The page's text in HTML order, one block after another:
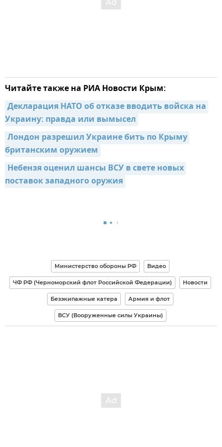
Читайте также на РИА Новости Крым:
Декларация НАТО об отказе вводить войска на
Украину: правда или вымысел
Лондон разрешил Украине бить по Крыму
британским оружием
Небензя оценил шансы ВСУ в свете новых
поставок западного оружия
Министерство обороны РФ Видео
ЧФ РФ (Черноморский флот Российской Федерации) Новости
Безэкипажные катера Армия и флот
ВСУ (Вооруженные силы Украины)